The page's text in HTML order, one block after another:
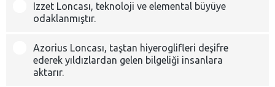
Izzet Loncası, teknoloji ve elemental büyüye
odaklanmıştır.
Azorius Loncası, taştan hiyeroglifleri deşifre
ederek yıldızlardan gelen bilgeliği insanlara
aktarır.